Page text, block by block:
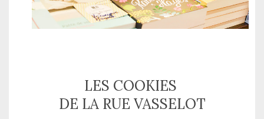
LES COOKIES
DE LA RUE VASSELOT